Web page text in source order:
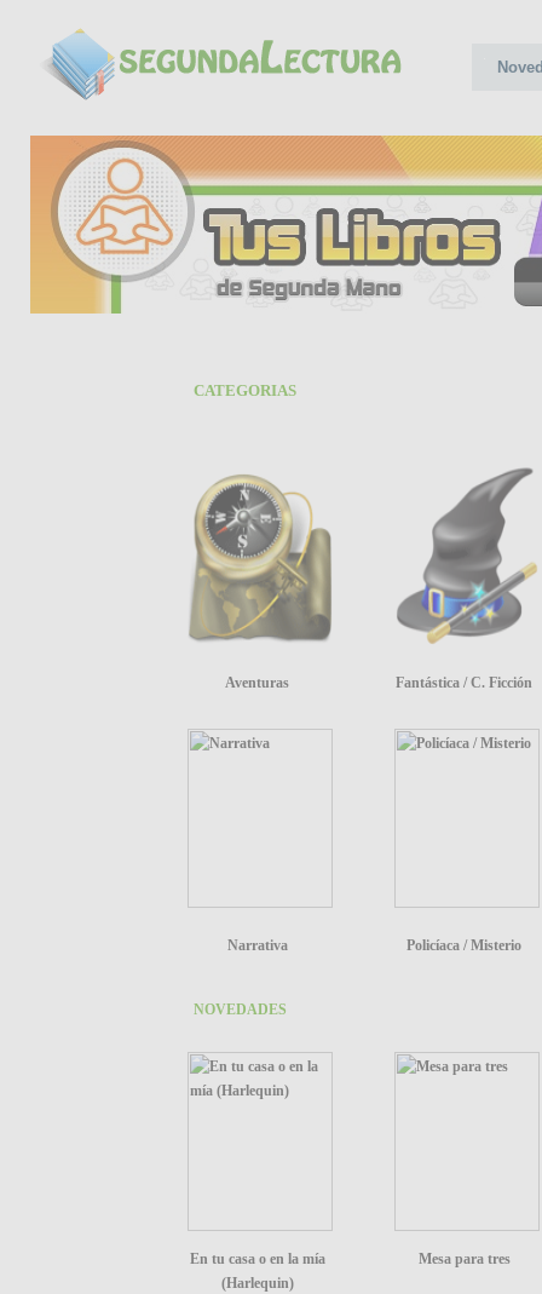
CATEGORIAS
Aventuras Fantástica / C. Ficción
Narrativa Policíaca / Misterio
NOVEDADES
En tu casa o en la mía
(Harlequin)
Mesa para tres